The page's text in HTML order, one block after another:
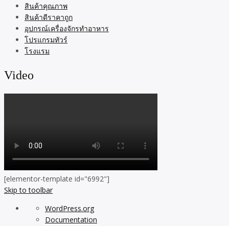
สินค้าคุณภาพ
สินค้าดีราคาถูก
อุปกรณ์เครื่องจักรทำอาหาร
โปรแกรมทัวร์
โรงแรม
Video
[elementor-template id="6992"]
Skip to toolbar
About
WordPress
WordPress.org
Documentation